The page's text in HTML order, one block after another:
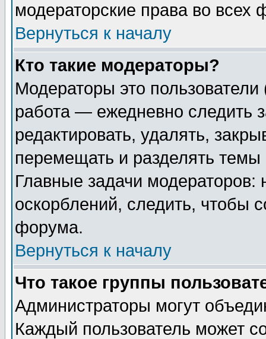
модераторские права во всех
Вернуться к началу
Кто такие модераторы?
Модераторы это
работа — ежедневно следить
редактировать, удалять,
перемещать и разделять
Главные задачи
оскорблений, следить, чтобы
форума.
Вернуться к началу
Что такое группы
Администраторы могут
Каждый пользователь может